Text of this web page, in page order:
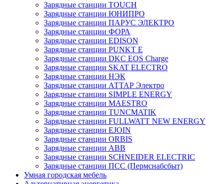
Зарядные станции TOUCH
Зарядные станции ЮНИПРО
Зарядные станции ПАРУС ЭЛЕКТРО
Зарядные станции ФОРА
Зарядные станции EDISON
Зарядные станции PUNKT E
Зарядные станции DKC EOS Charge
Зарядные станции SKAT ELECTRO
Зарядные станции НЭК
Зарядные станции АТТАР Электро
Зарядные станции SIMPLE ENERGY
Зарядные станции MAESTRO
Зарядные станции TUNCMATIK
Зарядные станции FULLWATT NEW ENERGY
Зарядные станции EJOIN
Зарядные станции ORBIS
Зарядные станции ABB
Зарядные станции SCHNEIDER ELECTRIC
Зарядные станции ПСС (Пермснабсбыт)
Умная городская мебель